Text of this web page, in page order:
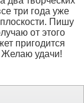
три года уже
Пишу
от этого
пригодится
Желаю удачи!